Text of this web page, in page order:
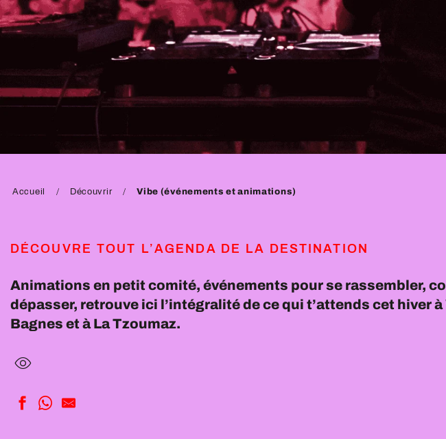
Accueil Découvrir Vibe (événements et animations)
DÉCOUVRE TOUT L’AGENDA DE LA DESTINATION
Animations en petit comité, événements pour se rassembler,
dépasser, retrouve ici l’intégralité de ce qui t’attends cet hiver à
Bagnes et à La Tzoumaz.